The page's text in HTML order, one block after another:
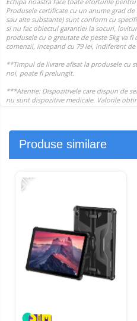
Produse similare
-21%